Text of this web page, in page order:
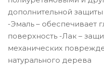
дополнительной
-Эмаль – обеспечивает
поверхность -Лак –
механических
натурального дерева